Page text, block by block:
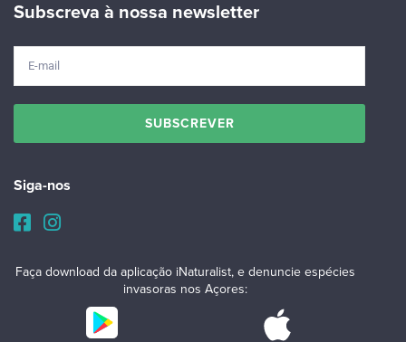
Subscreva à nossa newsletter
Siga-nos
Faça download da aplicação iNaturalist, e denuncie espécies
invasoras nos Açores: